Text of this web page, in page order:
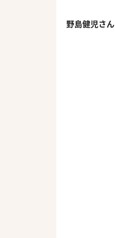
野島健児さん